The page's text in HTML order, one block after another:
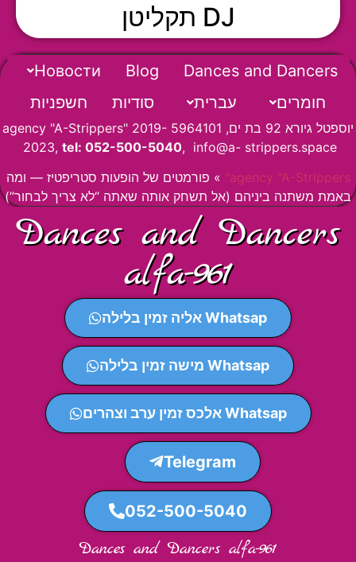
DJ תקליטן
Dances and Dancers
Blog
Новости
חומרים
עברית סודיות חשפניות
יוספטל גיורא 92 בת ים, 5964101 agency "A-Strippers" 2019-
2023, tel: 052-500-5040, info@a- strippers.space
agency "A-Strippers"
» פורמטים של הופעות סטריפטיז — ומה
באמת משתנה ביניהם (אל תשחק אותה שאתה “לא צריך לבחור”)
Dances and Dancers
alfa-961
Whatsap אליה זמין בלילה
Whatsap מישה זמין בלילה
Whatsap אלכס זמין ערב וצהרים
Telegram
052-500-5040
Dances and Dancers alfa-961